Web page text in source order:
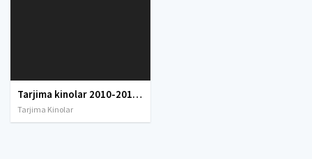
Tarjima kinolar 2010-2011-2012-2013-2014-2015-2016-2017-2018-2019-2020-2021-2022-2023-2024-2025 O'zbek tilida Uzbek tarjima Full HD
Tarjima Kinolar